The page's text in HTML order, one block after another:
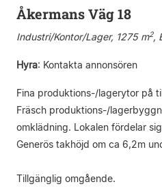
Åkermans Väg 18
Industri/Kontor/Lager, 1275 m2,
Hyra: Kontakta annonsören
Fina produktions-/lagerytor på
Fräsch produktions-/
omklädning. Lokalen fördelar
Generös takhöjd om ca 6,2m
Tillgänglig omgående.